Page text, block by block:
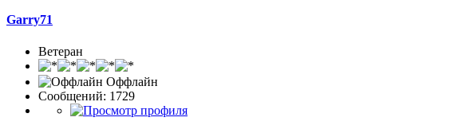
Garry71
Ветеран
Оффлайн
Сообщений: 1729